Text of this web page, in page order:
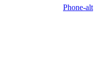
Phone-alt